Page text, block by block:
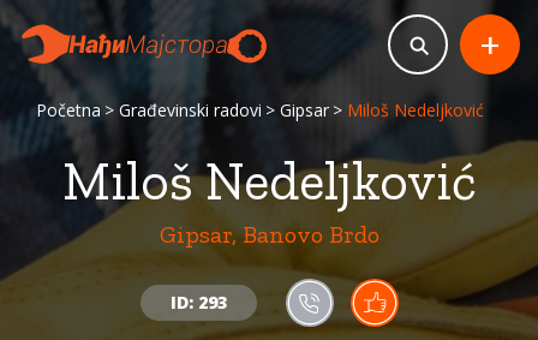
Početna Građevinski radovi Gipsar Miloš Nedeljković
Miloš Nedeljković
Gipsar, Banovo Brdo
ID: 293
+